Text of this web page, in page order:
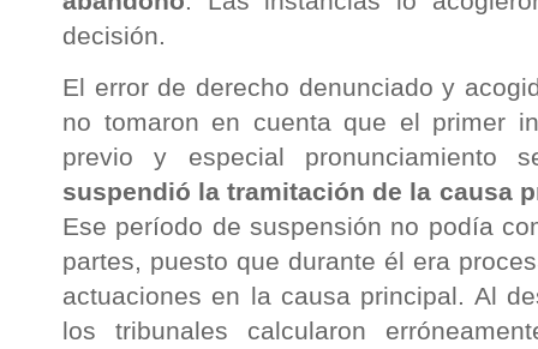
decisión.
El error de derecho denunciado y
no tomaron en cuenta que el primer
previo y especial pronunciamiento
suspendió la tramitación de la causa
Ese período de suspensión no podía
partes, puesto que durante él era
actuaciones en la causa principal. Al
los tribunales calcularon